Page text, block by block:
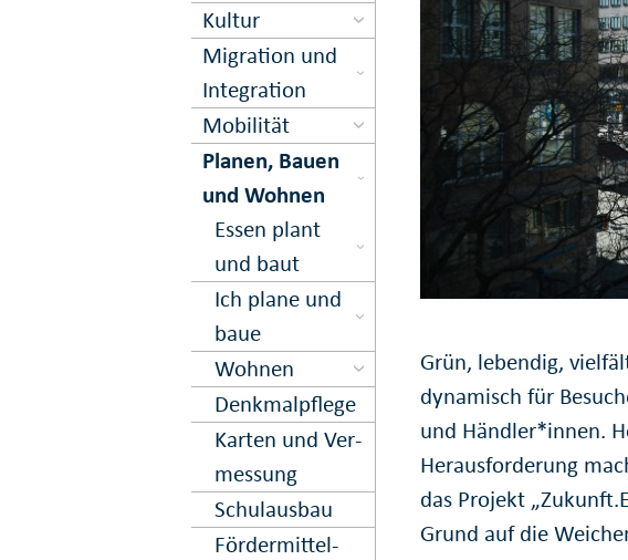
Kultur
Migration und
Inte­gration
Mobilität
Planen, Bauen
und Wohnen
Essen plant
und baut
Ich plane und
baue
Wohnen
Denkmal­pflege
Karten und Ver­
messung
Schulausbau
Förder­mittel­
Grün, lebendig,
dynamisch für
und Händler*innen.
Herausforderung
das Projekt
Grund auf die